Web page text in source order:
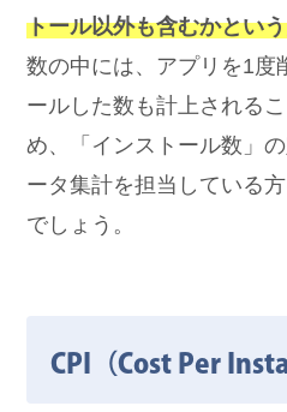
トール以外も含むかとい
数の中には、アプリを1度
ールした数も計上される
め、「インストール数」
ータ集計を担当している
でしょう。
CPI（Cost Per